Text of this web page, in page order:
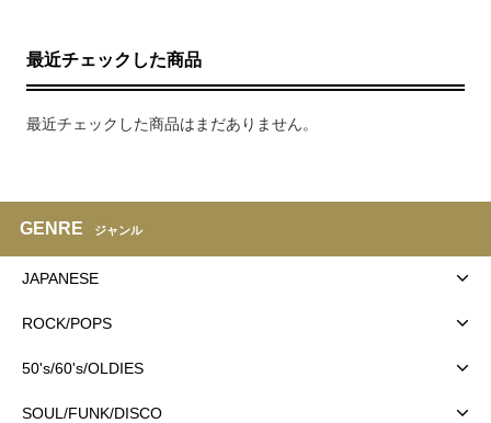
最近チェックした商品
最近チェックした商品はまだありません。
GENRE ジャンル
JAPANESE
ROCK/POPS
50's/60's/OLDIES
SOUL/FUNK/DISCO